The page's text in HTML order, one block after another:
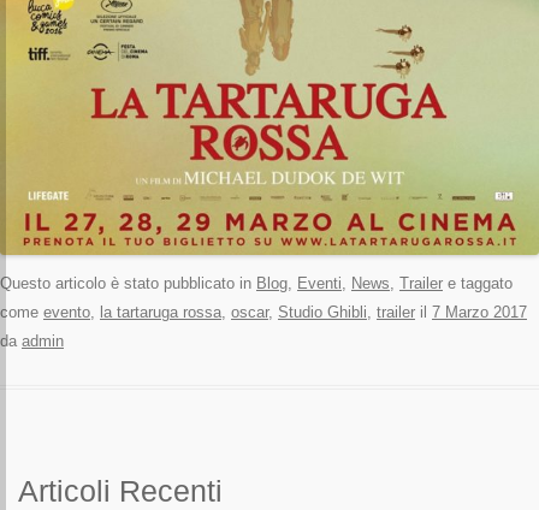
Questo articolo è stato pubblicato in Blog, Eventi, News, Trailer e taggato
come evento, la tartaruga rossa, oscar, Studio Ghibli, trailer il 7 Marzo 2017
da admin
Articoli Recenti